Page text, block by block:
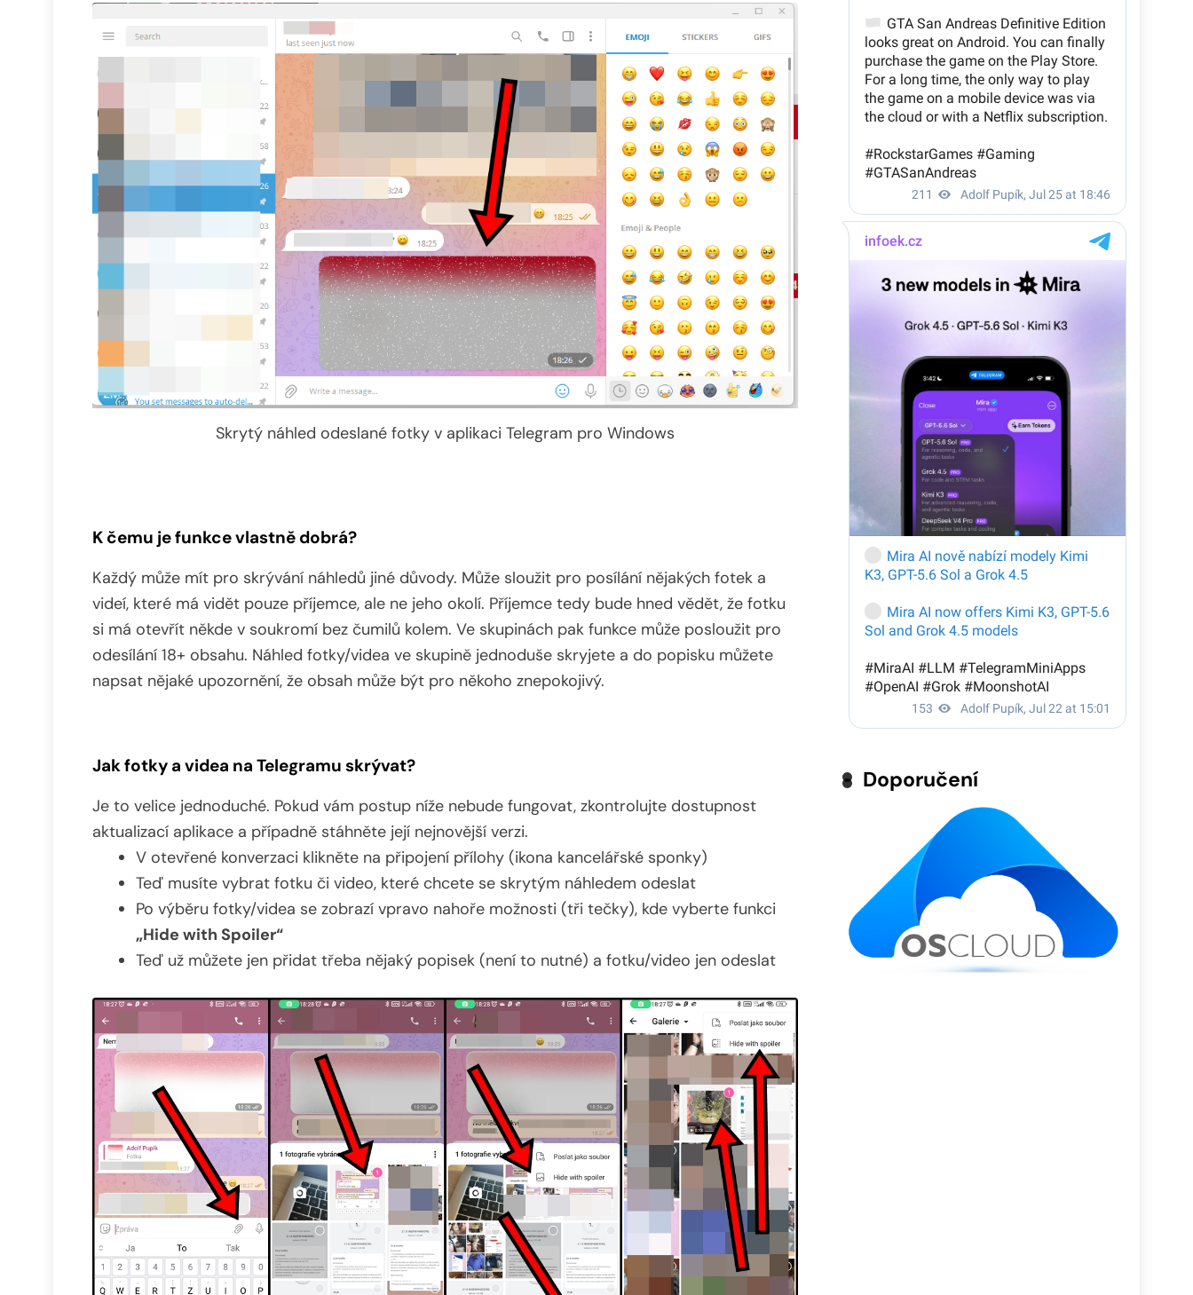
Skrytý náhled odeslané fotky v aplikaci Telegram pro Windows
K čemu je funkce vlastně dobrá?
Každý může mít pro skrývání náhledů jiné důvody. Může sloužit pro posílání nějakých fotek a
videí, které má vidět pouze příjemce, ale ne jeho okolí. Příjemce tedy bude hned vědět, že fotku
si má otevřít někde v soukromí bez čumilů kolem. Ve skupinách pak funkce může posloužit pro
odesílání 18+ obsahu. Náhled fotky/videa ve skupině jednoduše skryjete a do popisku můžete
napsat nějaké upozornění, že obsah může být pro někoho znepokojivý.
Jak fotky a videa na Telegramu skrývat?
Je to velice jednoduché. Pokud vám postup níže nebude fungovat, zkontrolujte dostupnost
aktualizací aplikace a případně stáhněte její nejnovější verzi.
V otevřené konverzaci klikněte na připojení přílohy (ikona kancelářské sponky)
Teď musíte vybrat fotku či video, které chcete se skrytým náhledem odeslat
Po výběru fotky/videa se zobrazí vpravo nahoře možnosti (tři tečky), kde vyberte funkci
„Hide with Spoiler“
Teď už můžete jen přidat třeba nějaký popisek (není to nutné) a fotku/video jen odeslat
Doporučení